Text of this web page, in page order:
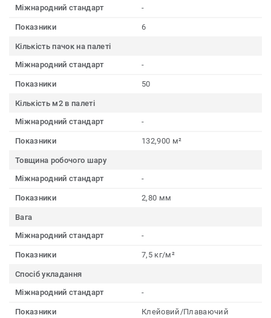
Міжнародний стандарт
-
Показники 6
Кількість пачок на палеті
Міжнародний стандарт
-
Показники 50
Кількість м2 в палеті
Міжнародний стандарт
-
Показники 132,900 м²
Товщина робочого шару
Міжнародний стандарт
-
Показники 2,80 мм
Вага
Міжнародний стандарт
-
Показники 7,5 кг/м²
Спосіб укладання
Міжнародний стандарт
-
Показники Клейовий/Плаваючий